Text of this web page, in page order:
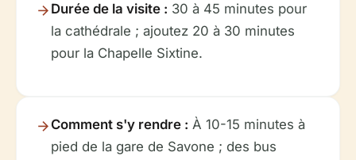
Durée de la visite : 30 à 45 minutes pour
la cathédrale ; ajoutez 20 à 30 minutes
pour la Chapelle Sixtine.
Comment s'y rendre : À 10-15 minutes à
pied de la gare de Savone ; des bus